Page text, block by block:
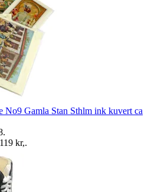
No9 Gamla Stan Sthlm ink kuvert ca
.
119 kr,.